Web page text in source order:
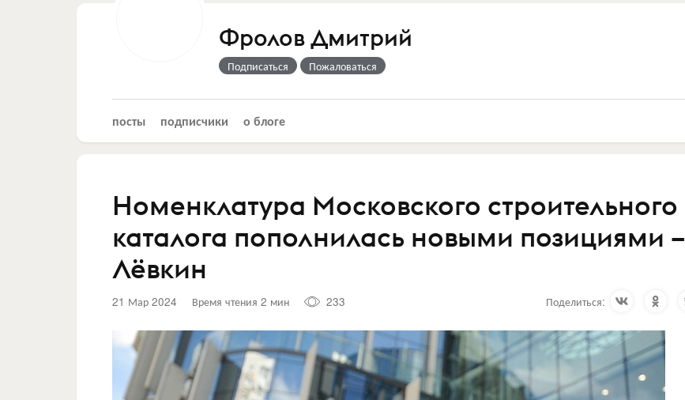
Фролов Дмитрий
Подписаться Пожаловаться
посты подписчики о блоге
Номенклатура Московского строительного
каталога пополнилась новыми позициями –
Лёвкин
21 Мар 2024 Время чтения 2 мин 233 Поделиться: